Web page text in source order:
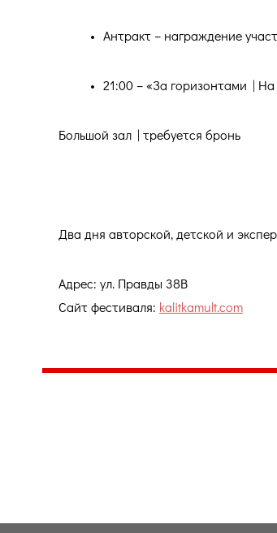
Антракт – награждение
21:00 – «За горизонтами |
Большой зал | требуется бронь
Два дня авторской, детской и
Адрес: ул. Правды 38В
Сайт фестиваля: kalitkamult.com